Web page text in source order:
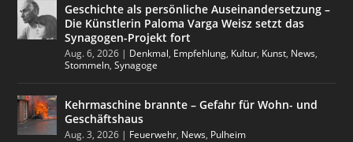
Geschichte als persönliche Auseinandersetzung –
Die Künstlerin Paloma Varga Weisz setzt das
Synagogen-Projekt fort
Aug. 6, 2026 | Denkmal, Empfehlung, Kultur, Kunst, News,
Stommeln,Synagoge
Kehrmaschine brannte – Gefahr für Wohn- und
Geschäftshaus
Aug. 3, 2026 | Feuerwehr, News, Pulheim